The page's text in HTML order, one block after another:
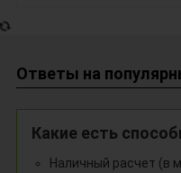
Ответы на
Какие есть
Наличный расчет (в